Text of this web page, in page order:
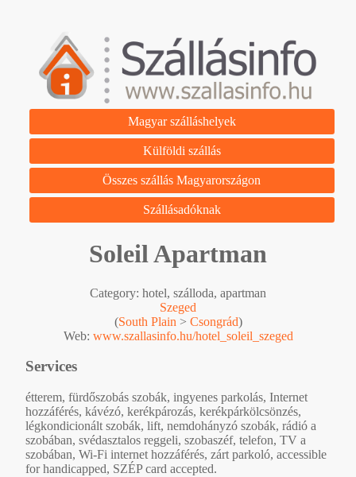
Magyar szálláshelyek
Külföldi szállás
Összes szállás Magyarországon
Szállásadóknak
Soleil Apartman
Category: hotel, szálloda, apartman
Szeged
(South Plain > Csongrád)
Web: www.szallasinfo.hu/hotel_soleil_szeged
Services
étterem, fürdőszobás szobák, ingyenes parkolás, Internet
hozzáférés, kávézó, kerékpározás, kerékpárkölcsönzés,
légkondicionált szobák, lift, nemdohányzó szobák, rádió a
szobában, svédasztalos reggeli, szobaszéf, telefon, TV a
szobában, Wi-Fi internet hozzáférés, zárt parkoló, accessible
for handicapped, SZÉP card accepted.